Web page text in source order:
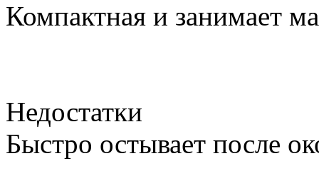
Компактная и занимает
Недостатки
Быстро остывает после